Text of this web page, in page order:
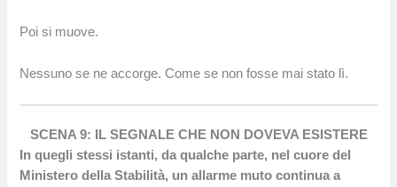
Poi si muove.
Nessuno se ne accorge. Come se non fosse mai stato lì.
SCENA 9: IL SEGNALE CHE NON DOVEVA ESISTERE
In quegli stessi istanti, da qualche parte, nel cuore del
Ministero della Stabilità, un allarme muto continua a